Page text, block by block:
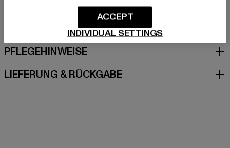
GRÖSSE & PASSFORM
PFLEGEHINWEISE
LIEFERUNG & RÜCKGABE
INDIVIDUAL SETTINGS
ACCEPT